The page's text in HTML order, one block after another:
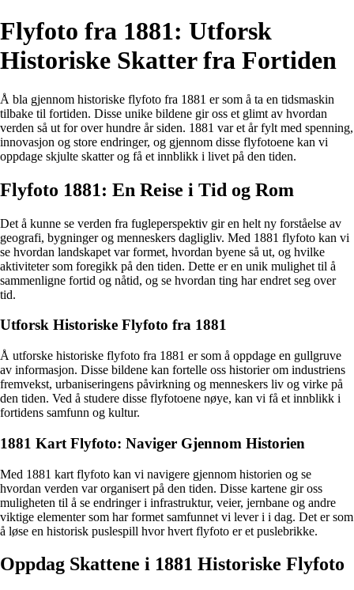
Flyfoto fra 1881: Utforsk
Historiske Skatter fra Fortiden
Å bla gjennom historiske flyfoto fra 1881 er som å ta en tidsmaskin
tilbake til fortiden. Disse unike bildene gir oss et glimt av hvordan
verden så ut for over hundre år siden. 1881 var et år fylt med spenning,
innovasjon og store endringer, og gjennom disse flyfotoene kan vi
oppdage skjulte skatter og få et innblikk i livet på den tiden.
Flyfoto 1881: En Reise i Tid og Rom
Det å kunne se verden fra fugleperspektiv gir en helt ny forståelse av
geografi, bygninger og menneskers dagligliv. Med 1881 flyfoto kan vi
se hvordan landskapet var formet, hvordan byene så ut, og hvilke
aktiviteter som foregikk på den tiden. Dette er en unik mulighet til å
sammenligne fortid og nåtid, og se hvordan ting har endret seg over
tid.
Utforsk Historiske Flyfoto fra 1881
Å utforske historiske flyfoto fra 1881 er som å oppdage en gullgruve
av informasjon. Disse bildene kan fortelle oss historier om industriens
fremvekst, urbaniseringens påvirkning og menneskers liv og virke på
den tiden. Ved å studere disse flyfotoene nøye, kan vi få et innblikk i
fortidens samfunn og kultur.
1881 Kart Flyfoto: Naviger Gjennom Historien
Med 1881 kart flyfoto kan vi navigere gjennom historien og se
hvordan verden var organisert på den tiden. Disse kartene gir oss
muligheten til å se endringer i infrastruktur, veier, jernbane og andre
viktige elementer som har formet samfunnet vi lever i i dag. Det er som
å løse en historisk puslespill hvor hvert flyfoto er et puslebrikke.
Oppdag Skattene i 1881 Historiske Flyfoto